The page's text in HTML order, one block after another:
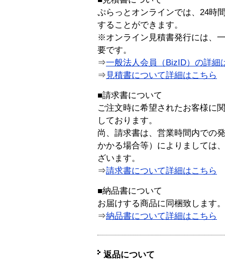
ぷらっとオンラインでは、24時
することができます。
※オンライン見積書発行には、
要です。
⇒一般法人会員（BizID）の詳細
⇒ 見積書について詳細はこちら
■請求書について
ご注文時に希望されたお客様に
しております。
尚、請求書は、営業時間内での
かかる場合等）によりましては
ざいます。
⇒請求書について詳細はこちら
■納品書について
お届けする商品に同梱致します。
⇒納品書について詳細はこちら
返品について